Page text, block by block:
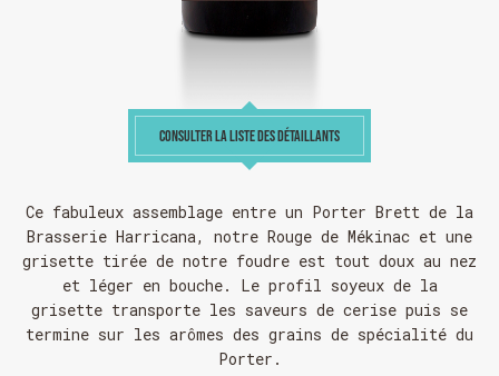
Ce fabuleux assemblage entre un Porter Brett de la
Brasserie Harricana, notre Rouge de Mékinac et une
grisette tirée de notre foudre est tout doux au nez
et léger en bouche. Le profil soyeux de la
grisette transporte les saveurs de cerise puis se
termine sur les arômes des grains de spécialité du
Porter.
CONSULTER LA LISTE DES DÉTAILLANTS